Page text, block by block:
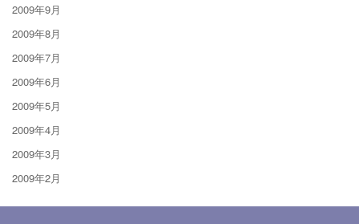
2009年9月
2009年8月
2009年7月
2009年6月
2009年5月
2009年4月
2009年3月
2009年2月